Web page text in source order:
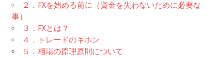
２．FXを始める前に（資金を失わないために必要な
事）
３．FXとは？
４．トレードのキホン
５．相場の原理原則について